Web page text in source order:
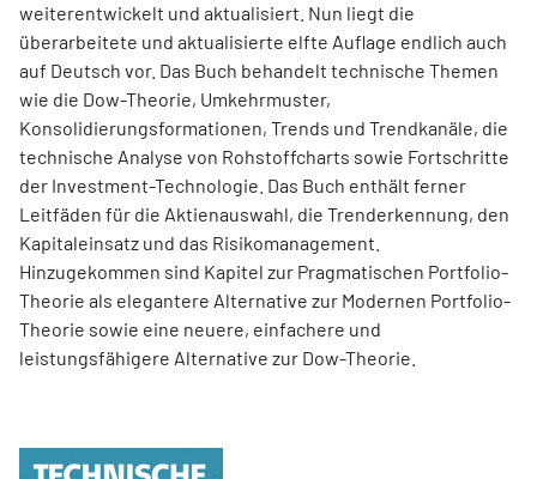
weiterentwickelt und aktualisiert. Nun liegt die
überarbeitete und aktualisierte elfte Auflage endlich auch
auf Deutsch vor. Das Buch behandelt technische Themen
wie die Dow-Theorie, Umkehrmuster,
Konsolidierungsformationen, Trends und Trend­kanäle, die
technische Analyse von Rohstoffcharts sowie Fortschritte
der Investment-Technologie. Das Buch enthält ferner
Leitfäden für die Aktienauswahl, die Trenderkennung, den
Kapitaleinsatz und das Risikomanagement.
Hinzugekommen sind Kapitel zur Pragmatischen Portfolio-
Theorie als elegantere Alternative zur Modernen Portfolio-
Theorie sowie eine neuere, einfachere und
leistungsfähigere Alternative zur Dow-Theorie.